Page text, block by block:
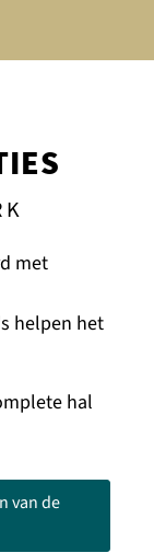
met
helpen het
hal
van de